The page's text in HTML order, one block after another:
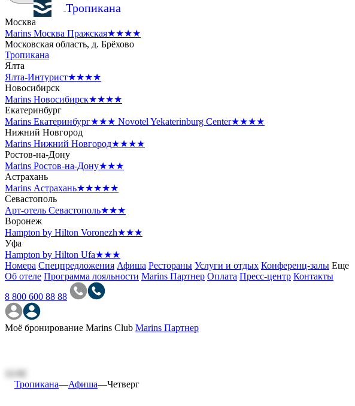
Тропикана
Москва
Marins Москва Пражская★★★★
Московская область, д. Брёхово
Тропикана
Ялта
Ялта-Интурист★★★★
Новосибирск
Marins Новосибирск★★★★
Екатеринбург
Marins Екатеринбург★★★ Novotel Yekaterinburg Center★★★★
Нижний Новгород
Marins Нижний Новгород★★★★
Ростов-на-Дону
Marins Ростов-на-Дону★★★
Астрахань
Marins Астрахань★★★★★
Севастополь
Арт-отель Севастополь★★★
Воронеж
Hampton by Hilton Voronezh★★★
Уфа
Hampton by Hilton Ufa★★★
Номера Спецпредложения Афиша Рестораны Услуги и отдых Конференц-залы Еще
Об отеле Программа лояльности Marins Партнер Оплата Пресс-центр Контакты
8 800 600 88 88
Моё бронирование Marins Club Marins Партнер
12.02
Тропикана—Афиша—Четверг